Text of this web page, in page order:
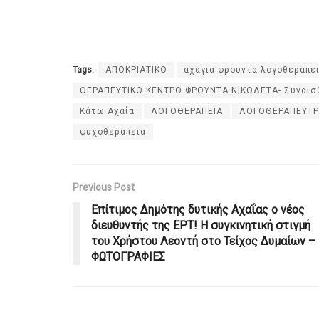
Tags: ΑΠΟΚΡΙΑΤΙΚΟ αχαγια φρουντα
ΘΕΡΑΠΕΥΤΙΚΟ ΚΕΝΤΡΟ ΦΡΟΥΝΤΑ ΝΙΚΟΛΕΤΑ-
Κάτω Αχαΐα ΛΟΓΟΘΕΡΑΠΕΙΑ
ψυχοθεραπεια
Previous Post
Επίτιμος Δημότης δυτικής Αχαΐας ο νέος
διευθυντής της ΕΡΤ! Η συγκινητική στιγμή
του Χρήστου Λεοντή στο Τείχος Δυμαίων –
ΦΩΤΟΓΡΑΦΙΕΣ